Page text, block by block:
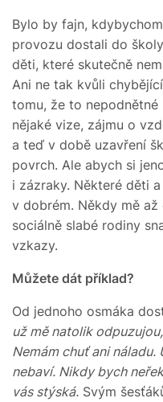
Bylo by fajn,
provozu dostali do
děti, které skutečně
Ani ne tak kvůli
tomu, že to
nějaké vize, zájmu o
a teď v době uzavření
povrch. Ale abych si
i zázraky. Některé děti
v dobrém. Někdy mě
sociálně slabé rodiny
vzkazy.
Můžete dát příklad?
Od jednoho osmáka
už mě natolik
Nemám chuť ani
nebaví. Nikdy bych
vás stýská. Svým